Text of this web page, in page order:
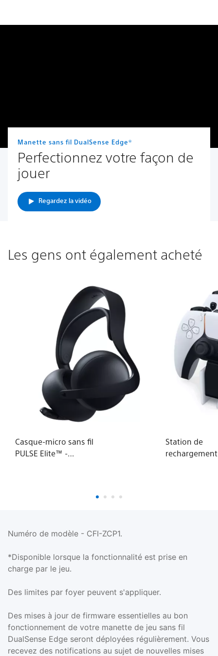
Manette sans fil DualSense Edge®
Perfectionnez votre façon de
jouer
Regardez la vidéo
Les gens ont également acheté
Casque-micro sans fil
PULSE Elite™ -
Station de
rechargement
Numéro de modèle - CFI-ZCP1.
*Disponible lorsque la fonctionnalité est prise en
charge par le jeu.
Des limites par foyer peuvent s'appliquer.
Des mises à jour de firmware essentielles au bon
fonctionnement de votre manette de jeu sans fil
DualSense Edge seront déployées régulièrement. Vous
recevez des notifications au sujet de nouvelles mises